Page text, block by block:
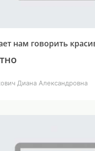
нам говорить
Диана Александровна